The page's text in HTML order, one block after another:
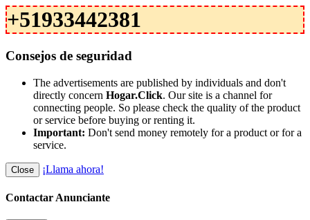
+51933442381
Consejos de seguridad
The advertisements are published by individuals and don't
directly concern Hogar.Click. Our site is a channel for
connecting people. So please check the quality of the product
or service before buying or renting it.
Important: Don't send money remotely for a product or for a
service.
Close ¡Llama ahora!
Contactar Anunciante